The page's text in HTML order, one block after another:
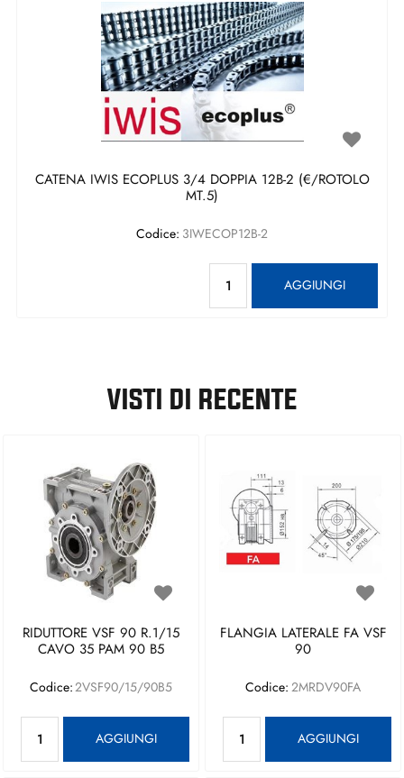
CATENA IWIS ECOPLUS 3/4 DOPPIA 12B-2 (€/ROTOLO
MT.5)
Codice: 3IWECOP12B-2
AGGIUNGI
VISTI DI RECENTE
RIDUTTORE VSF 90 R.1/15
CAVO 35 PAM 90 B5
Codice:2VSF90/15/90B5
AGGIUNGI
FLANGIA LATERALE FA VSF
90
Codice: 2MRDV90FA
AGGIUNGI